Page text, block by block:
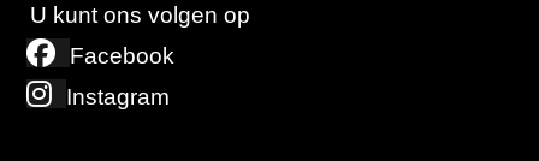
U kunt ons volgen op
Facebook
Instagram